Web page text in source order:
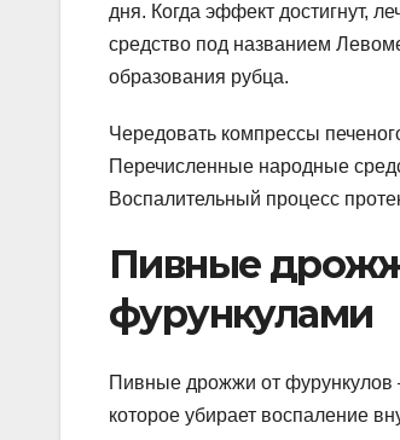
дня. Когда эффект достигнут,
средство под названием
образования рубца.
Чередовать компрессы
Перечисленные народные
Воспалительный процесс
Пивные
фурункулами
Пивные дрожжи от фурункулов
которое убирает воспаление